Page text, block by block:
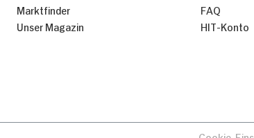
Marktfinder
Unser Magazin
FAQ
HIT-Konto